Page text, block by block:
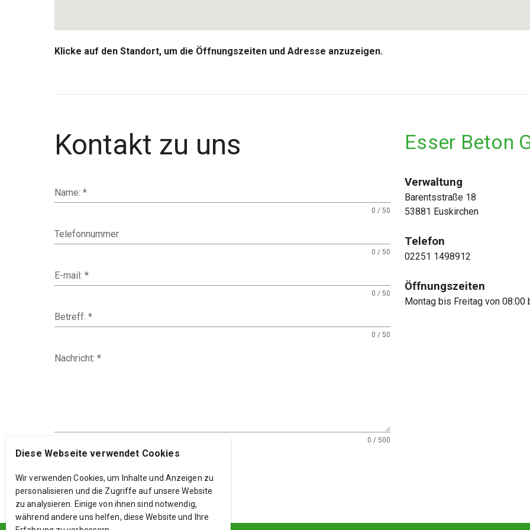
Diese Webseite verwendet Cookies
Wir verwenden Cookies, um Inhalte und Anzeigen zu
personalisieren und die Zugriffe auf unsere Website
zu analysieren. Einige von ihnen sind notwendig,
während andere uns helfen, diese Website und Ihre
Klicke auf den Standort, um die Öffnungszeiten und Adresse anzuzeigen.
Kontakt zu uns Esser Beton
Name: *
0 / 50
Telefonnummer
0 / 50
E-mail: *
0 / 50
Betreff: *
0 / 50
Nachricht: *
0 / 500
Verwaltung
Barentsstraße 18
53881 Euskirchen
Telefon
02251 1498912
Öffnungszeiten
Montag bis Freitag von 08:00